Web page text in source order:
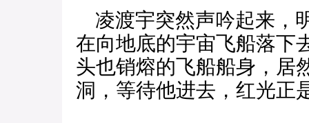
凌渡宇突然声吟起来，
在向地底的宇宙飞船落下
头也销熔的飞船船身，居
洞，等待他进去，红光正